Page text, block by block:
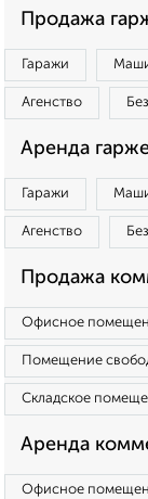
Продажа
Гаражи
Агенство
Аренда
Гаражи
Агенство
Продажа
Офисное
Помещение
Складское
Аренда
Офисное